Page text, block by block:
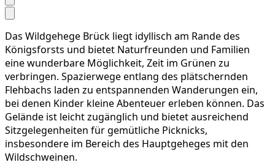
Das Wildgehege Brück liegt idyllisch am Rande des
Königsforsts und bietet Naturfreunden und Familien
eine wunderbare Möglichkeit, Zeit im Grünen zu
verbringen. Spazierwege entlang des plätschernden
Flehbachs laden zu entspannenden Wanderungen ein,
bei denen Kinder kleine Abenteuer erleben können. Das
Gelände ist leicht zugänglich und bietet ausreichend
Sitzgelegenheiten für gemütliche Picknicks,
insbesondere im Bereich des Hauptgeheges mit den
Wildschweinen.